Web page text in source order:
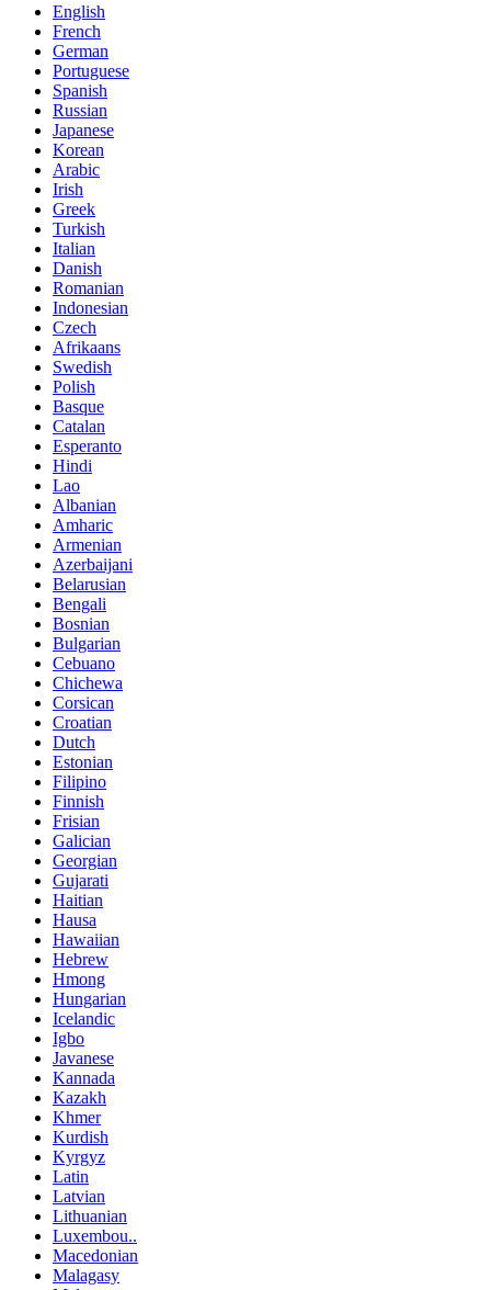
English
French
German
Portuguese
Spanish
Russian
Japanese
Korean
Arabic
Irish
Greek
Turkish
Italian
Danish
Romanian
Indonesian
Czech
Afrikaans
Swedish
Polish
Basque
Catalan
Esperanto
Hindi
Lao
Albanian
Amharic
Armenian
Azerbaijani
Belarusian
Bengali
Bosnian
Bulgarian
Cebuano
Chichewa
Corsican
Croatian
Dutch
Estonian
Filipino
Finnish
Frisian
Galician
Georgian
Gujarati
Haitian
Hausa
Hawaiian
Hebrew
Hmong
Hungarian
Icelandic
Igbo
Javanese
Kannada
Kazakh
Khmer
Kurdish
Kyrgyz
Latin
Latvian
Lithuanian
Luxembou..
Macedonian
Malagasy